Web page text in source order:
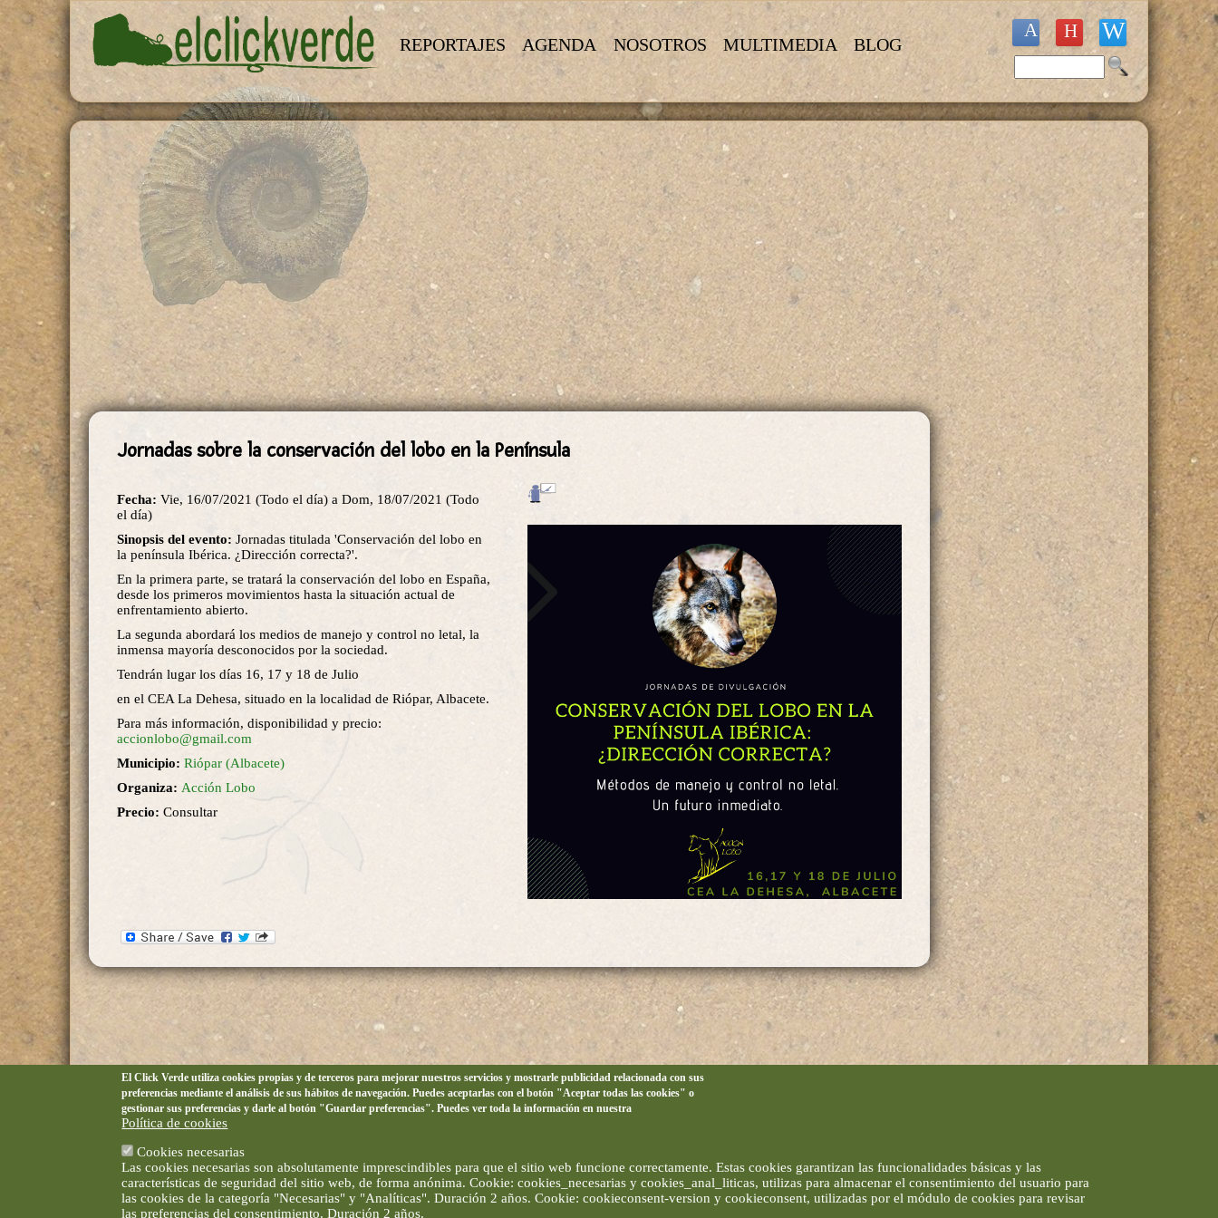
Pasar al contenido principal
REPORTAJES AGENDA NOSOTROS MULTIMEDIA BLOG
Formulario de búsqueda
Jornadas sobre la conservación del lobo en la Península
Fecha: Vie, 16/07/2021 (Todo el día) a Dom, 18/07/2021 (Todo
el día)
Sinopsis del evento: Jornadas titulada 'Conservación del lobo en
la península Ibérica. ¿Dirección correcta?'.
En la primera parte, se tratará la conservación del lobo en España,
desde los primeros movimientos hasta la situación actual de
enfrentamiento abierto.
La segunda abordará los medios de manejo y control no letal, la
inmensa mayoría desconocidos por la sociedad.
Tendrán lugar los días 16, 17 y 18 de Julio
en el CEA La Dehesa, situado en la localidad de Riópar, Albacete.
Para más información, disponibilidad y precio:
accionlobo@gmail.com
Municipio: Riópar (Albacete)
Organiza: Acción Lobo
Precio: Consultar
El Click Verde utiliza cookies propias y de terceros para mejorar nuestros servicios y mostrarle publicidad relacionada con sus
preferencias mediante el análisis de sus hábitos de navegación. Puedes aceptarlas con el botón "Aceptar todas las cookies" o
gestionar sus preferencias y darle al botón "Guardar preferencias". Puedes ver toda la información en nuestra
Política de cookies
Cookies necesarias
Las cookies necesarias son absolutamente imprescindibles para que el sitio web funcione correctamente. Estas cookies garantizan las funcionalidades básicas y las
características de seguridad del sitio web, de forma anónima. Cookie: cookies_necesarias y cookies_anal_liticas, utilizas para almacenar el consentimiento del usuario para
las cookies de la categoría "Necesarias" y "Analíticas". Duración 2 años. Cookie: cookieconsent-version y cookieconsent, utilizadas por el módulo de cookies para revisar
las preferencias del consentimiento. Duración 2 años.